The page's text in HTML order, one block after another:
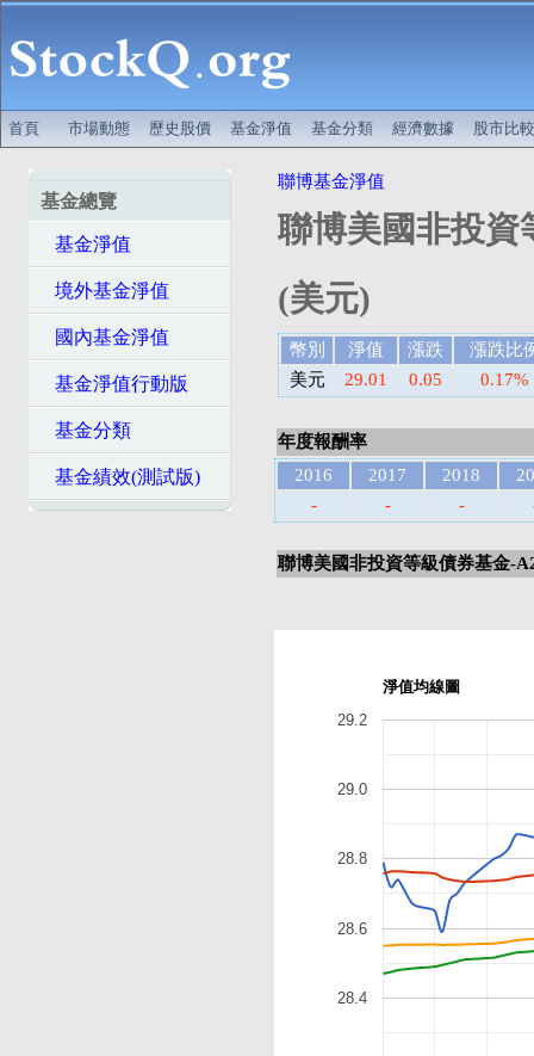
首頁 市場動態 歷史股價 基金淨值 基金分類 經濟數據 股市比較
基金總覽
基金淨值
境外基金淨值
國內基金淨值
基金淨值行動版
基金分類
基金績效(測試版)
聯博基金淨值
聯博美國非投資
(美元)
幣別 淨值 漲跌
漲跌比
美元
29.01 0.05 0.17%
年度報酬率
2016
2017 2018
-
- -
聯博美國非投資等級債券基金-
淨值均線圖
28.4
28.6
28.8
29.0
29.2